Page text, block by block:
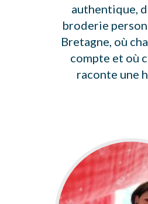
authentique,
broderie
Bretagne, où
compte et où
raconte une